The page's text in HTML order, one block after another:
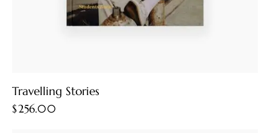
Travelling Stories
$256.00